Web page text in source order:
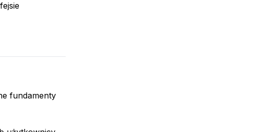
fundamenty